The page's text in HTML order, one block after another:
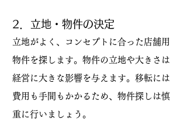
2．立地・物件の決定
立地がよく、コンセプトに合った店舗用
物件を探します。物件の立地や大きさは
経営に大きな影響を与えます。移転には
費用も手間もかかるため、物件探しは慎
重に行いましょう。